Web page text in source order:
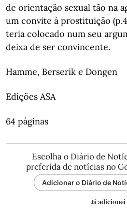
de orientação sexual tão na
um convite à prostituição
teria colocado num seu
deixa de ser convincente.
Hamme, Berserik e Dongen
Edições ASA
64 páginas
Escolha o Diário de
preferida de notícias no
Adicionar o Diário de
Já adicionei